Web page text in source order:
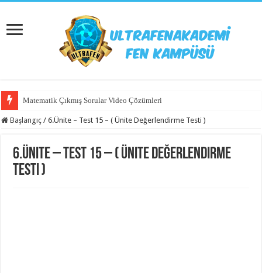
Matematik Çıkmış Sorular Video Çözümleri
Başlangıç / 6.Ünite – Test 15 – ( Ünite Değerlendirme Testi )
6.Ünite – Test 15 – ( Ünite Değerlendirme
Testi )